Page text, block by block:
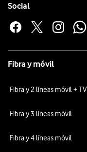
Social
Fibra y móvil
Fibra y 2 líneas móvil + TV
Fibra y 3 líneas móvil
Fibra y 4 líneas móvil